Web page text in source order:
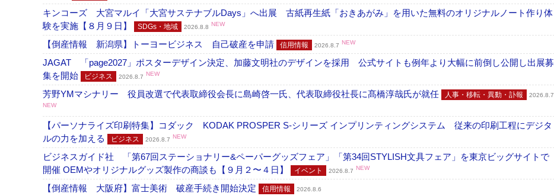
キンコーズ 大宮マルイ「大宮サステナブルDays」へ出展 古紙再生紙「おきあがみ」を用いた無料のオリジナルノート作り体
験を実施【８月９日】
SDGs・地域 2026.8.8 NEW
【倒産情報 新潟県】トーヨービジネス 自己破産を申請 信用情報 2026.8.7 NEW
JAGAT 「page2027」ポスターデザイン決定、加藤文明社のデザインを採用 公式サイトも例年より大幅に前倒し公開し出展募
集を開始
ビジネス 2026.8.7 NEW
芳野YMマシナリー 役員改選で代表取締役会長に島崎啓一氏、代表取締役社長に髙橋淳哉氏が就任 人事・移転・異動・訃報
2026.8.7
NEW
【パーソナライズ印刷特集】コダック KODAK PROSPER S-シリーズ インプリンティングシステム 従来の印刷工程にデジタ
ルの力を加える
ビジネス 2026.8.7 NEW
ビジネスガイド社 「第67回ステーショナリー&ペーパーグッズフェア」「第34回STYLISH文具フェア」を東京ビッグサイトで
開催 OEMやオリジナルグッズ製作の商談も【９月２〜４日】
イベント 2026.8.7 NEW
【倒産情報 大阪府】富士美術 破産手続き開始決定 信用情報 2026.8.6